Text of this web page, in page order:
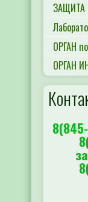
ЗАЩИТА
ОРГАН
ОРГАН